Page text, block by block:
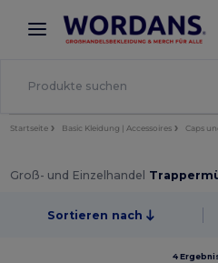
× Wordans App
Bessere Preise in der App!
Startseite Basic Kleidung | Accessoires Caps
Groß- und Einzelhandel
Sortieren nach
4